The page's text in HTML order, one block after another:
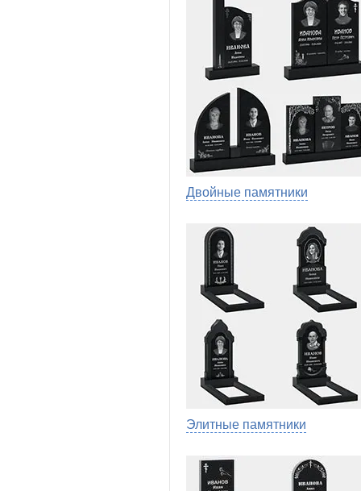
Двойные памятники
Элитные памятники